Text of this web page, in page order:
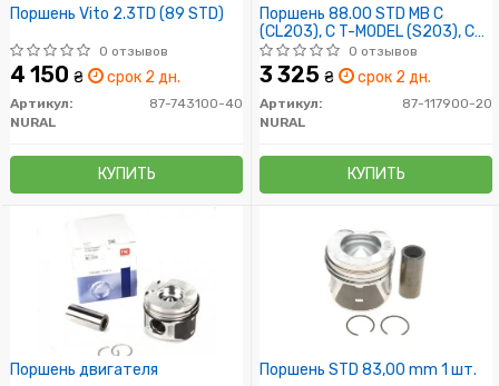
Поршень Vito 2.3TD (89 STD)
0 отзывов
4 150 ₴ срок 2 дн.
Артикул:
87-743100-40
NURAL
КУПИТЬ
Поршень 88.00 STD MB C
(CL203), C T-MODEL (S203), C
(W203), CLK (C209), E (S210), E
(W210), G (W461), G (W463), M
(W163), S (W220) OM611.961-
OM646.963 98-
0 отзывов
3 325 ₴ срок 2 дн.
Артикул:
87-117900-20
NURAL
КУПИТЬ
Поршень двигателя Поршень STD 83,00 mm 1 шт.